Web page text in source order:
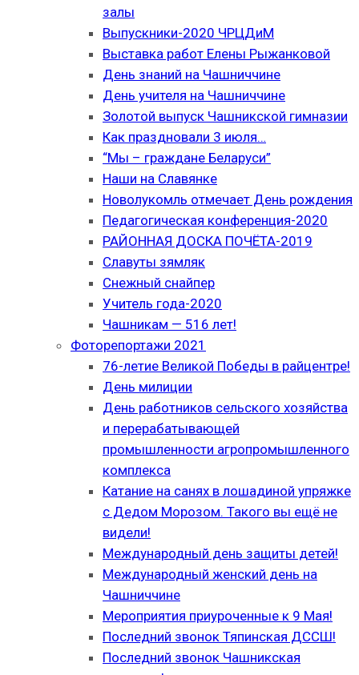
залы
Выпускники-2020 ЧРЦДиМ
Выставка работ Елены Рыжанковой
День знаний на Чашниччине
День учителя на Чашниччине
Золотой выпуск Чашникской гимназии
Как праздновали 3 июля…
“Мы – граждане Беларуси”
Наши на Славянке
Новолукомль отмечает День рождения
Педагогическая конференция-2020
РАЙОННАЯ ДОСКА ПОЧЁТА-2019
Славуты зямляк
Снежный снайпер
Учитель года-2020
Чашникам — 516 лет!
Фоторепортажи 2021
76-летие Великой Победы в райцентре!
День милиции
День работников сельского хозяйства
и перерабатывающей
промышленности агропромышленного
комплекса
Катание на санях в лошадиной упряжке
с Дедом Морозом. Такого вы ещё не
видели!
Международный день защиты детей!
Международный женский день на
Чашниччине
Мероприятия приуроченные к 9 Мая!
Последний звонок Тяпинская ДССШ!
Последний звонок Чашникская